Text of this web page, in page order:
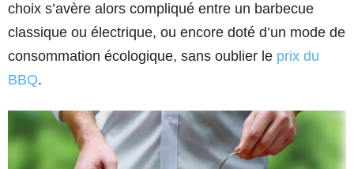
choix s’avère alors compliqué entre un barbecue
classique ou électrique, ou encore doté d’un mode de
consommation écologique, sans oublier le prix du
BBQ.